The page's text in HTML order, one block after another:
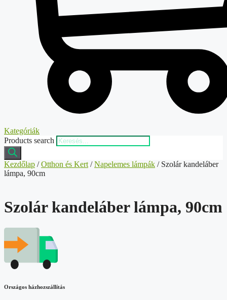
Kategóriák
Products search
Kezdőlap /Otthon és Kert /Napelemes lámpák / Szolár kandeláber
lámpa, 90cm
Szolár kandeláber lámpa, 90cm
Országos házhozszállítás